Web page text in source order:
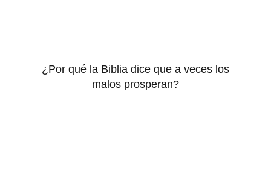
¿Por qué la Biblia dice que a veces los
malos prosperan?